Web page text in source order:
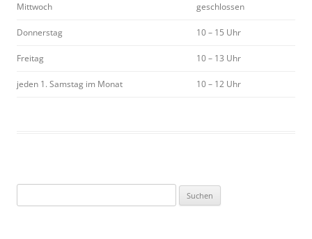
Mittwoch geschlossen
Donnerstag 10 – 15 Uhr
Freitag 10 – 13 Uhr
jeden 1. Samstag im Monat 10 – 12 Uhr
nach: